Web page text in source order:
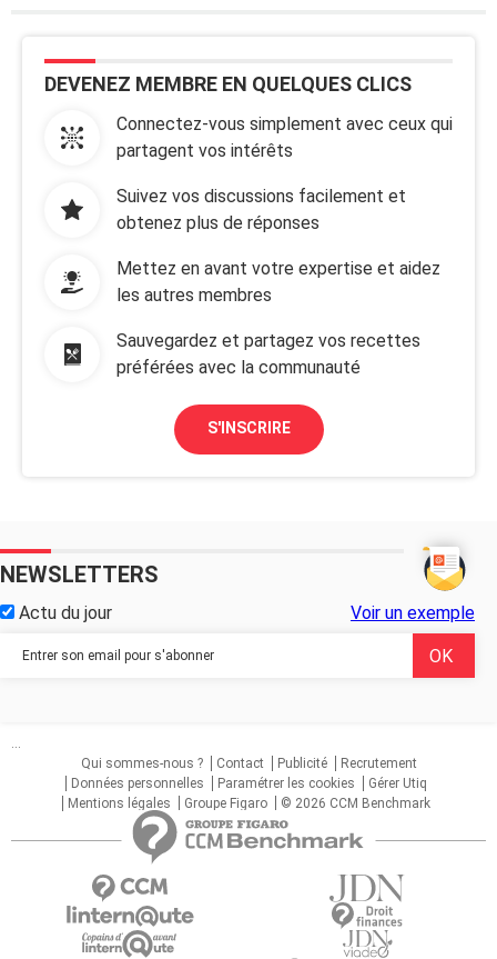
DEVENEZ MEMBRE EN QUELQUES CLICS
Connectez-vous simplement avec ceux qui
partagent vos intérêts
Suivez vos discussions facilement et
obtenez plus de réponses
Mettez en avant votre expertise et aidez
les autres membres
Sauvegardez et partagez vos recettes
préférées avec la communauté
S'INSCRIRE
NEWSLETTERS
Actu du jour Voir un exemple
...
Qui sommes-nous ?
Contact Publicité
Recrutement
Données personnelles
Paramétrer les cookies
Gérer Utiq
Mentions légales
Groupe Figaro © 2026 CCM Benchmark